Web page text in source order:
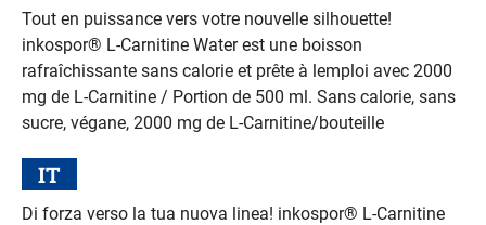
Tout en puissance vers votre nouvelle silhouette!
inkospor® L-Carnitine Water est une boisson
rafraîchissante sans calorie et prête à lemploi avec 2000
mg de L-Carnitine / Portion de 500 ml. Sans calorie, sans
sucre, végane, 2000 mg de L-Carnitine/bouteille
IT
Di forza verso la tua nuova linea! inkospor® L-Carnitine